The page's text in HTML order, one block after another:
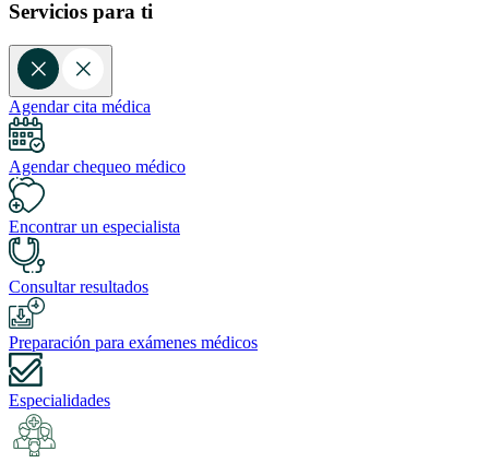
Servicios para ti
Agendar cita médica
Agendar chequeo médico
Encontrar un especialista
Consultar resultados
Preparación para exámenes médicos
Especialidades